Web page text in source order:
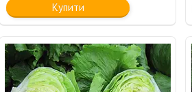
Купити